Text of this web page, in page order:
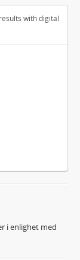
with digital
i enlighet med